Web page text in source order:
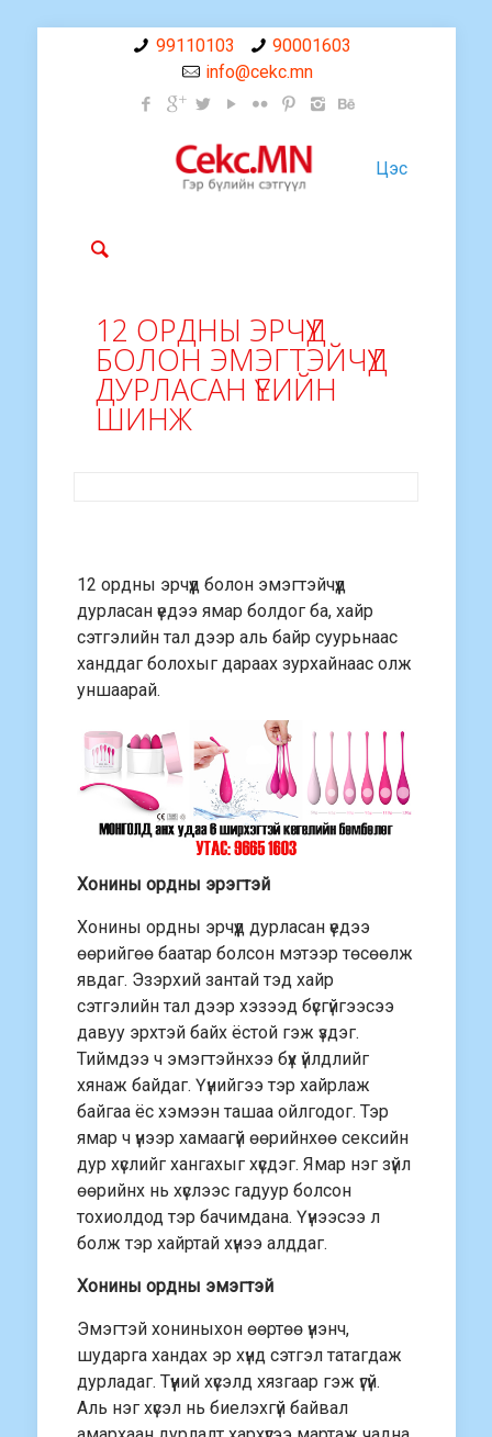
99110103
90001603
info@cekc.mn
Цэс
12 ОРДНЫ ЭРЧҮҮД
БОЛОН ЭМЭГТЭЙЧҮҮД
ДУРЛАСАН ҮЕИЙН
ШИНЖ
12 ордны эрчүүд болон эмэгтэйчүүд
дурласан үедээ ямар болдог ба, хайр
сэтгэлийн тал дээр аль байр суурьнаас
ханддаг болохыг дараах зурхайнаас олж
уншаарай.
Хонины ордны эрэгтэй
Хонины ордны эрчүүд дурласан үедээ
өөрийгөө баатар болсон мэтээр төсөөлж
явдаг. Эзэрхий зантай тэд хайр
сэтгэлийн тал дээр хэзээд бүсгүйгээсээ
давуу эрхтэй байх ёстой гэж үздэг.
Тиймдээ ч эмэгтэйнхээ бүх үйлдлийг
хянаж байдаг. Үүнийгээ тэр хайрлаж
байгаа ёс хэмээн ташаа ойлгодог. Тэр
ямар ч үнээр хамаагүй өөрийнхөө сексийн
дур хүслийг хангахыг хүсдэг. Ямар нэг зүйл
өөрийнх нь хүслээс гадуур болсон
тохиолдод тэр бачимдана. Үүнээсээ л
болж тэр хайртай хүнээ алддаг.
Хонины ордны эмэгтэй
Эмэгтэй хониныхон өөртөө үнэнч,
шударга хандах эр хүнд сэтгэл татагдаж
дурладаг. Түүний хүсэлд хязгаар гэж үгүй.
Аль нэг хүсэл нь биелэхгүй байвал